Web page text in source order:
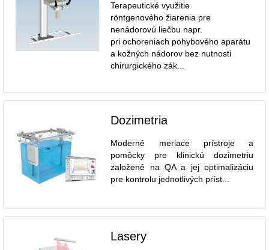
Terapeutické využitie
röntgenového žiarenia pre
nenádorovú liečbu napr.
pri ochoreniach pohybového aparátu
a kožných nádorov bez nutnosti
chirurgického zák...
Dozimetria
Moderné meriace prístroje a
pomôcky pre klinickú dozimetriu
založené na QA a jej optimalizáciu
pre kontrolu jednotlivých príst...
Lasery